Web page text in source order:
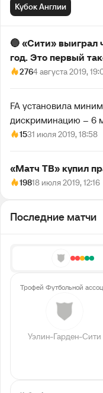
Кубок Англии
🔵 «Сити» выиграл
год. Это первый
2764 августа 2019,
FA установила
дискриминацию – 6
1531 июля 2019, 18:58
«Матч ТВ» купил
19818 июля 2019, 12:16
Последние матчи
Трофей Футбольной
Уэлин-Гарден-Сити